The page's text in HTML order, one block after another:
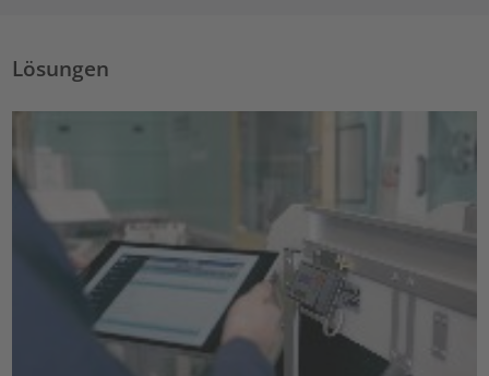
Lösungen